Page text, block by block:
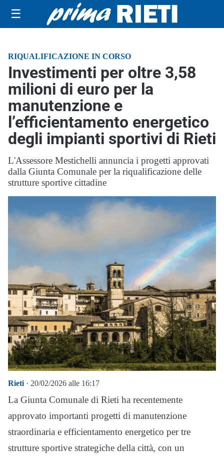
☰
RIQUALIFICAZIONE IN CORSO
Investimenti per oltre 3,58
milioni di euro per la
manutenzione e
l’efficientamento energetico
degli impianti sportivi di Rieti
L'Assessore Mestichelli annuncia i progetti approvati
dalla Giunta Comunale per la riqualificazione delle
strutture sportive cittadine
Rieti · 20/02/2026 alle 16:17
La Giunta Comunale di Rieti ha recentemente
approvato importanti progetti di manutenzione
straordinaria e efficientamento energetico per tre
strutture sportive strategiche della città, con un